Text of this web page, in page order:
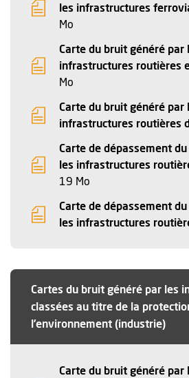
les infrastructures
Mo
Carte du bruit généré par
infrastructures routières
Mo
Carte du bruit généré par
infrastructures routières
Carte de dépassement
les infrastructures
19 Mo
Carte de dépassement
les infrastructures
Cartes du bruit généré par les
classées au titre de la
l’environnement (industrie)
Carte du bruit généré par